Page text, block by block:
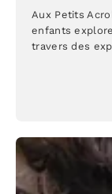
Aux Petits
enfants
travers des